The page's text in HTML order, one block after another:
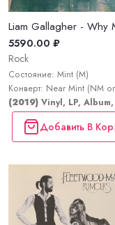
5590.00 ₽
Rock
Состояние: Mint (M)
Конверт: Near Mint (NM
(2019) Vinyl, LP,
Добавить В